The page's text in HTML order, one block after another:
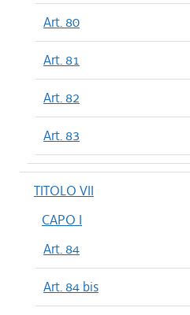
Art. 80
Art. 81
Art. 82
Art. 83
TITOLO VII
CAPO I
Art. 84
Art. 84 bis